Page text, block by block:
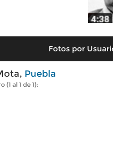
Fotos por
Puebla
al 1 de 1):